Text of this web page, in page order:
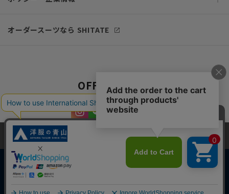
オーダースーツなら SHITATE
OFFICIAL SNS
当サイトでは、快適な閲覧体験とコンテンツ改善のためにCookieを使用
しています。閲覧を続けることで、Cookieの使用に同意したものとみな
します。詳細については